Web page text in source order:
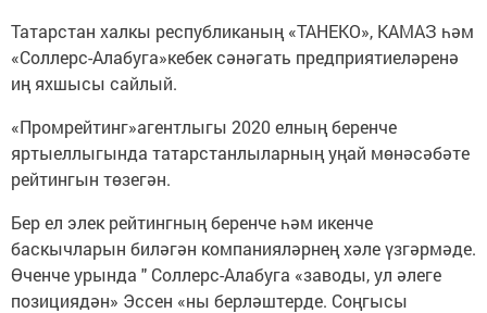
Татарстан халкы республиканың «ТАНЕКО», КАМАЗ һәм
«Соллерс-Алабуга»кебек сәнәгать предприятиеләренә
иң яхшысы сайлый.
«Промрейтинг»агентлыгы 2020 елның беренче
яртыеллыгында татарстанлыларның уңай мөнәсәбәте
рейтингын төзегән.
Бер ел элек рейтингның беренче һәм икенче
баскычларын биләгән компанияләрнең хәле үзгәрмәде.
Өченче урында " Соллерс-Алабуга «заводы, ул әлеге
позициядән» Эссен «ны берләштерде. Соңгысы